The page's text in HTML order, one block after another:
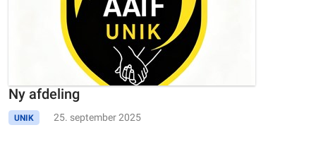
Ny afdeling
UNIK 25. september 2025